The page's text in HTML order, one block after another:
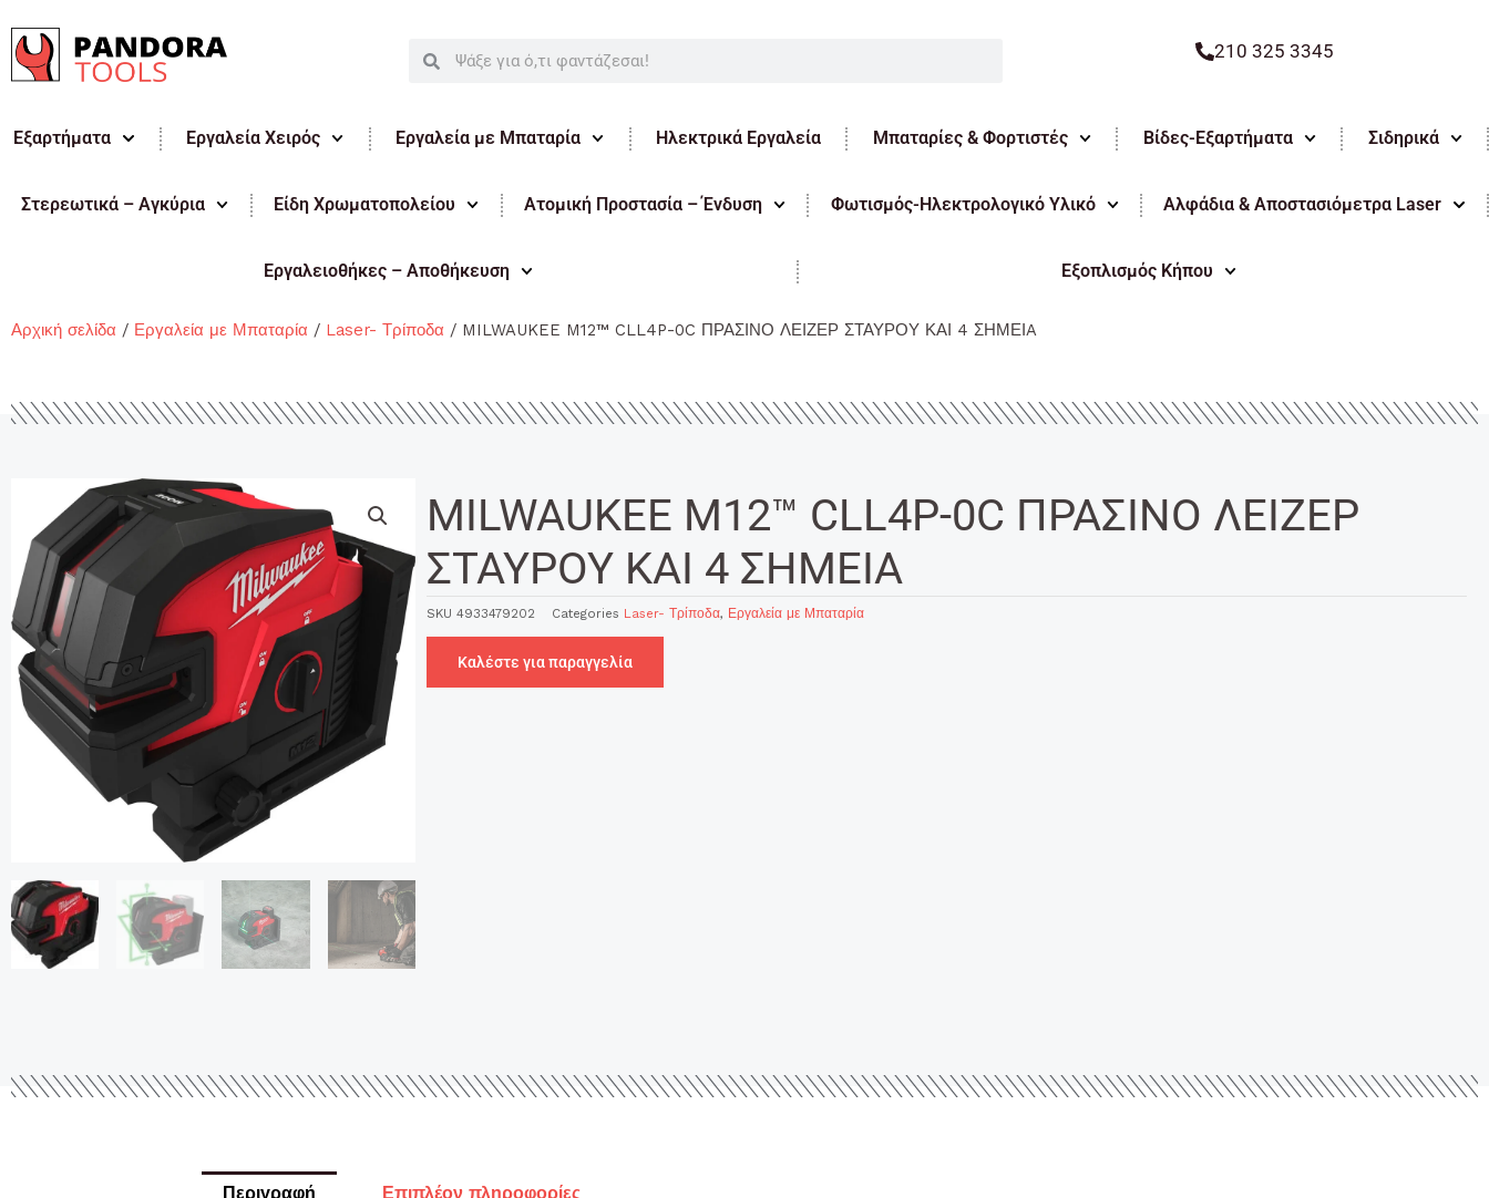
στο
περιεχόμενο
SearchSearch 210 325 3345
Εξαρτήματα Εργαλεία Χειρός Εργαλεία με Μπαταρία Ηλεκτρικά Εργαλεία Μπαταρίες & Φορτιστές Βίδες-Εξαρτήματα Σιδηρικά
Στερεωτικά – Αγκύρια Είδη Χρωματοπολείου Ατομική Προστασία – Ένδυση Φωτισμός-Ηλεκτρολογικό Υλικό Αλφάδια & Αποστασιόμετρα Laser
Εργαλειοθήκες – Αποθήκευση Εξοπλισμός Κήπου
Αρχική σελίδα / Εργαλεία με Μπαταρία / Laser- Τρίποδα / MILWAUKEE M12™ CLL4P-0C ΠΡΑΣΙΝΟ ΛΕΙΖΕΡ ΣΤΑΥΡΟΥ ΚΑΙ 4 ΣΗΜΕΙA
MILWAUKEE M12™ CLL4P-0C ΠΡΑΣΙΝΟ ΛΕΙΖΕΡ
ΣΤΑΥΡΟΥ ΚΑΙ 4 ΣΗΜΕΙA
SKU 4933479202 Categories Laser- Τρίποδα, Εργαλεία με Μπαταρία
Καλέστε για παραγγελία
Περιγραφή Επιπλέον πληροφορίες